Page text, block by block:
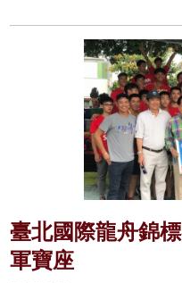
臺北國際龍舟錦
軍寶座